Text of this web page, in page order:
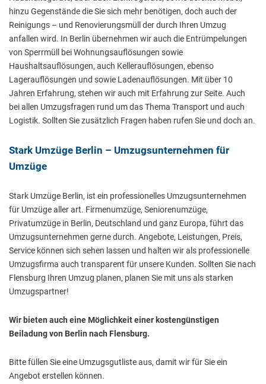
hinzu Gegenstände die Sie sich mehr benötigen, doch auch der
Reinigungs – und Renovierungsmüll der durch Ihren Umzug
anfallen wird. In Berlin übernehmen wir auch die Entrümpelungen
von Sperrmüll bei Wohnungsauflösungen sowie
Haushaltsauflösungen, auch Kellerauflösungen, ebenso
Lagerauflösungen und sowie Ladenauflösungen. Mit über 10
Jahren Erfahrung, stehen wir auch mit Erfahrung zur Seite. Auch
bei allen Umzugsfragen rund um das Thema Transport und auch
Logistik. Sollten Sie zusätzlich Fragen haben rufen Sie und doch an.
Stark Umzüge Berlin – Umzugsunternehmen für
Umzüge
Stark Umzüge Berlin, ist ein professionelles Umzugsunternehmen
für Umzüge aller art. Firmenumzüge, Seniorenumzüge,
Privatumzüge in Berlin, Deutschland und ganz Europa, führt das
Umzugsunternehmen gerne durch. Angebote, Leistungen, Preis,
Service können sich sehen lassen und halten wir als professionelle
Umzugsfirma auch transparent für unsere Kunden. Sollten Sie nach
Flensburg Ihren Umzug planen, planen Sie mit uns als starken
Umzugspartner!
Wir bieten auch eine Möglichkeit einer kostengünstigen
Beiladung von Berlin nach Flensburg.
Bitte füllen Sie eine Umzugsgutliste aus, damit wir für Sie ein
Angebot erstellen können.